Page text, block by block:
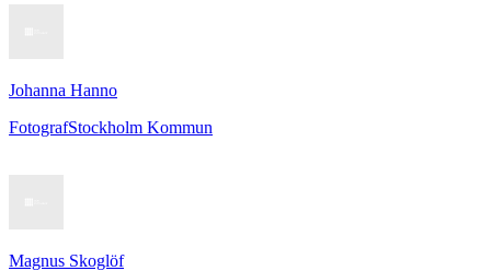
Johanna Hanno
FotografStockholm Kommun
Magnus Skoglöf